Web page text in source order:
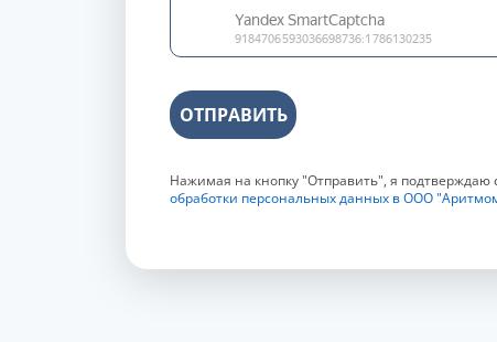
ОТПРАВИТЬ
Нажимая на кнопку "Отправить", я подтверждаю
обработки персональных данных в ООО